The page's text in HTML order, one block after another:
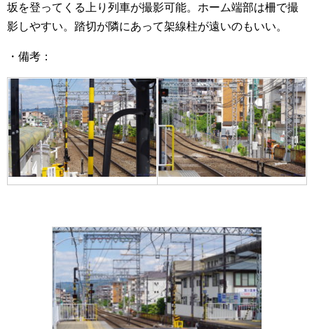
坂を登ってくる上り列車が撮影可能。ホーム端部は柵で撮
影しやすい。踏切が隣にあって架線柱が遠いのもいい。
・備考：